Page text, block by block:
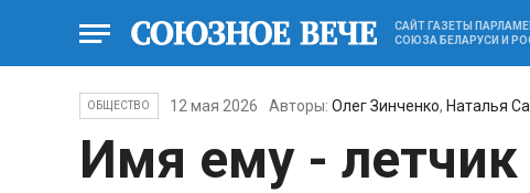
САЙТ ГАЗЕТЫ
СОЮЗА БЕЛАРУСИ И
ОБЩЕСТВО 12 мая 2026 Авторы: Олег Зинченко, Наталья
Имя ему - летчик